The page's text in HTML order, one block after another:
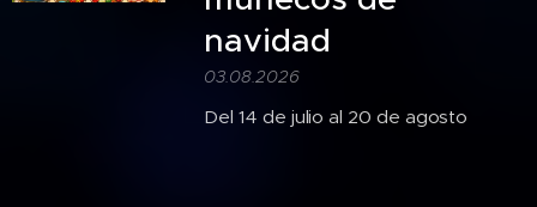
navidad
03.08.2026
Del 14 de julio al 20 de agosto